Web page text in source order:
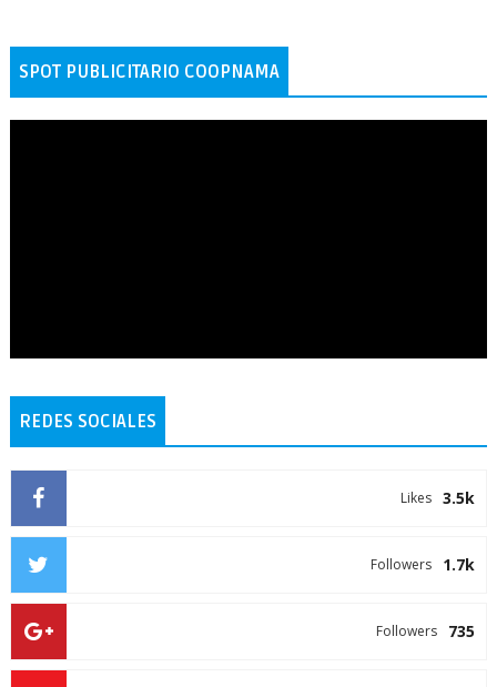
SPOT PUBLICITARIO COOPNAMA
REDES SOCIALES
3.5k
Likes
1.7k
Followers
735
Followers